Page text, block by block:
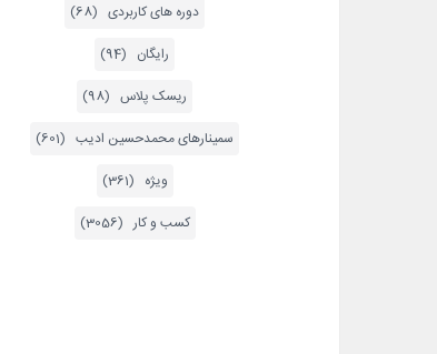
دوره های کاربردی (68)
رایگان (94)
ریسک پلاس (98)
سمینارهای محمدحسین ادیب (601)
ویژه (361)
کسب و کار (3056)